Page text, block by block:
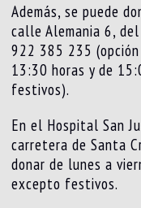
Además, se puede
calle Alemania 6,
922 385 235
13:30 horas y de
festivos).
En el Hospital San
carretera de Santa
donar de lunes a
excepto festivos.